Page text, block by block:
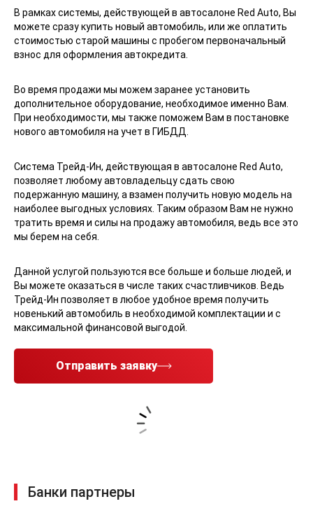
В рамках системы, действующей в автосалоне Red Auto, Вы
можете сразу купить новый автомобиль, или же оплатить
стоимостью старой машины с пробегом первоначальный
взнос для оформления автокредита.
Во время продажи мы можем заранее установить
дополнительное оборудование, необходимое именно Вам.
При необходимости, мы также поможем Вам в постановке
нового автомобиля на учет в ГИБДД.
Система Трейд-Ин, действующая в автосалоне Red Auto,
позволяет любому автовладельцу сдать свою
подержанную машину, а взамен получить новую модель на
наиболее выгодных условиях. Таким образом Вам не нужно
тратить время и силы на продажу автомобиля, ведь все это
мы берем на себя.
Данной услугой пользуются все больше и больше людей, и
Вы можете оказаться в числе таких счастливчиков. Ведь
Трейд-Ин позволяет в любое удобное время получить
новенький автомобиль в необходимой комплектации и с
максимальной финансовой выгодой.
Отправить заявку
Банки партнеры